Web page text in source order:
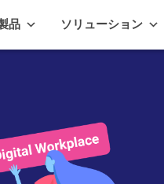
品 ソリューション